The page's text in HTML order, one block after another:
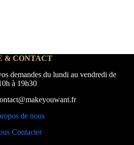
& CONTACT
demandes du lundi au vendredi de
à 19h30
de nous
Contacter